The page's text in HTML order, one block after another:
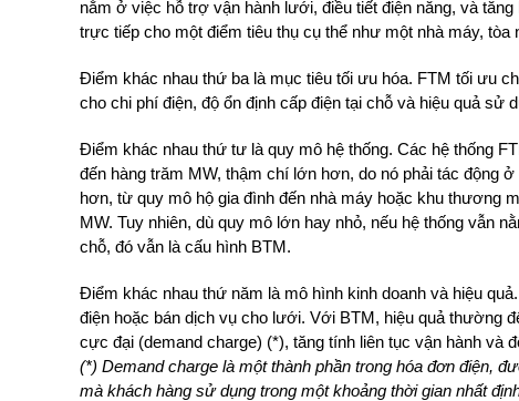
nằm ở việc hỗ trợ vận hành lưới, điều tiết điện năng, và
trực tiếp cho một điểm tiêu thụ cụ thể như một nhà máy, tòa
Điểm khác nhau thứ ba là mục tiêu tối ưu hóa. FTM tối ưu
cho chi phí điện, độ ổn định cấp điện tại chỗ và hiệu quả sử
Điểm khác nhau thứ tư là quy mô hệ thống. Các hệ thống
đến hàng trăm MW, thậm chí lớn hơn, do nó phải tác động
hơn, từ quy mô hộ gia đình đến nhà máy hoặc khu thương
MW. Tuy nhiên, dù quy mô lớn hay nhỏ, nếu hệ thống vẫn
chỗ, đó vẫn là cấu hình BTM.
Điểm khác nhau thứ năm là mô hình kinh doanh và hiệu
điện hoặc bán dịch vụ cho lưới. Với BTM, hiệu quả thường
cực đại (demand charge) (*), tăng tính liên tục vận hành và
(*) Demand charge là một thành phần trong hóa đơn điện,
mà khách hàng sử dụng trong một khoảng thời gian nhất